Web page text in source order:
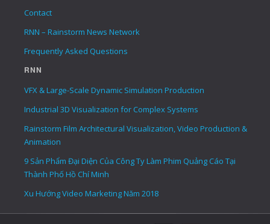
Contact
RNN – Rainstorm News Network
Frequently Asked Questions
RNN
VFX & Large-Scale Dynamic Simulation Production
Industrial 3D Visualization for Complex Systems
Rainstorm Film Architectural Visualization, Video Production &
Animation
9 Sản Phẩm Đại Diện Của Công Ty Làm Phim Quảng Cáo Tại
Thành Phố Hồ Chí Minh
Xu Hướng Video Marketing Năm 2018